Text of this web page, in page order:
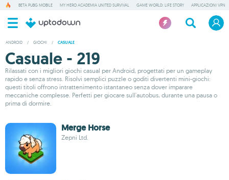
BETA PUBG MOBILE MY HERO ACADEMIA UNITED SURVIVAL GAME WORLD: LIFE STORY APPLICAZIONI VPN
ANDROID / GIOCHI / CASUALE
Casuale - 219
Rilassati con i migliori giochi casual per Android, progettati per un gameplay
rapido e senza stress. Risolvi semplici puzzle o goditi divertenti mini-giochi:
questi titoli offrono intrattenimento istantaneo senza dover imparare
meccaniche complesse. Perfetti per giocare sull'autobus, durante una pausa o
prima di dormire.
Merge Horse
Zepni Ltd.